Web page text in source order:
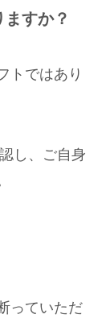
すか？
トではあり
し、ご自身
っていただ